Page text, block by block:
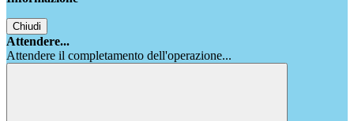
Chiudi
Attendere...
Attendere il completamento dell'operazione...